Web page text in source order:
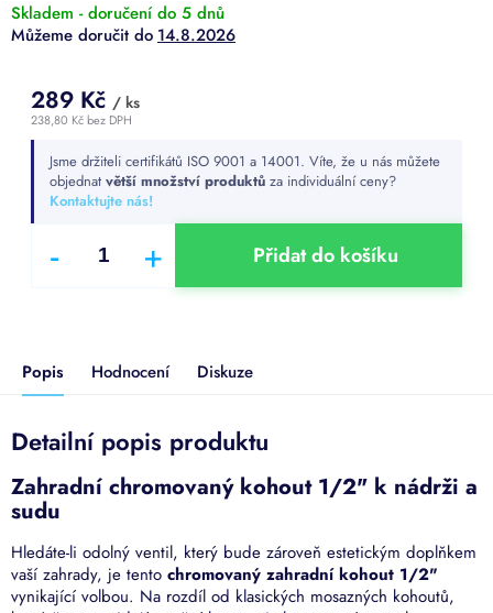
Skladem - doručení do 5 dnů
14.8.2026
289 Kč / ks
238,80 Kč bez DPH
cena:Jsme držiteli certifikátů ISO 9001 a 14001. Víte, že u nás můžete
objednat větší množství produktů za individuální ceny?
Kontaktujte nás!
Přidat do košíku
Popis Hodnocení Diskuze
Detailní popis produktu
Zahradní chromovaný kohout 1/2" k nádrži a
sudu
Hledáte-li odolný ventil, který bude zároveň estetickým doplňkem
vaší zahrady, je tento chromovaný zahradní kohout 1/2"
vynikající volbou. Na rozdíl od klasických mosazných kohoutů,